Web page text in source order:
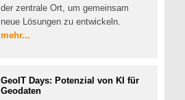
der zentrale Ort, um gemeinsam
neue Lösungen zu entwickeln.
mehr...
GeoIT Days: Potenzial von KI für
Geodaten